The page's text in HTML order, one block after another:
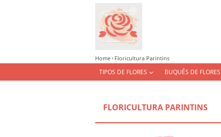
TIPOS DE FLORES BUQUÊS DE FLORES
Home Floricultura Parintins
FLORICULTURA PARINTINS